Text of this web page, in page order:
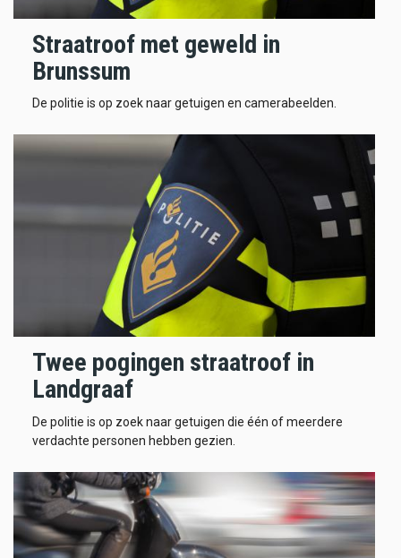
Straatroof met geweld in
Brunssum
De politie is op zoek naar getuigen en camerabeelden.
Twee pogingen straatroof in
Landgraaf
De politie is op zoek naar getuigen die één of meerdere
verdachte personen hebben gezien.